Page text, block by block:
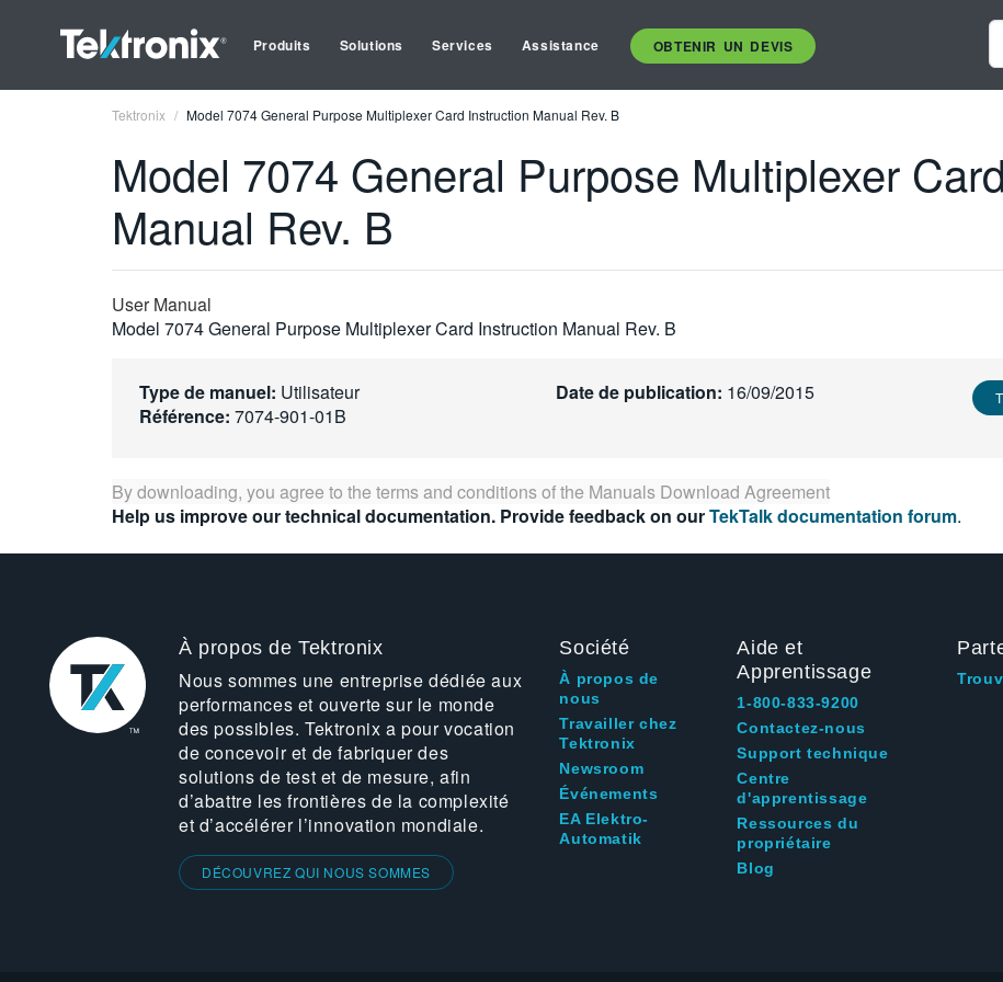
Produits Solutions Services Assistance OBTENIR UN DEVIS
Tektronix Model 7074 General Purpose Multiplexer Card Instruction Manual Rev. B
Model 7074 General Purpose Multiplexer
Manual Rev. B
User Manual
Model 7074 General Purpose Multiplexer Card Instruction Manual Rev. B
Type de manuel: Utilisateur
Référence: 7074-901-01B
Date de publication: 16/09/2015
By downloading, you agree to the terms and conditions of the Manuals Download Agreement
Help us improve our technical documentation. Provide feedback on ourTekTalk documentation forum.
À propos de Tektronix
Nous sommes une entreprise dédiée aux
performances et ouverte sur le monde
des possibles. Tektronix a pour vocation
de concevoir et de fabriquer des
solutions de test et de mesure, afin
d’abattre les frontières de la complexité
et d’accélérer l’innovation mondiale.
DÉCOUVREZ QUI NOUS SOMMES
Société
À propos de
nous
Travailler chez
Tektronix
Newsroom
Événements
EA Elektro-
Automatik
Aide et
Apprentissage
1-800-833-9200
Contactez-nous
Support technique
Centre
d'apprentissage
Ressources du
propriétaire
Blog